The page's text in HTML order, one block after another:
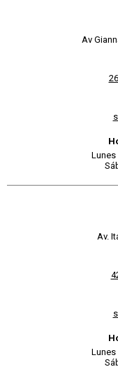
Av
Lunes
Av.
Lunes